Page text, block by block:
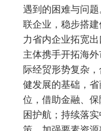
遇到的困难与问
联企业，稳步搭
力省内企业拓宽
主体携手开拓海
际经贸形势复杂
健发展的基础，
位，借助金融、
困护航；持续落